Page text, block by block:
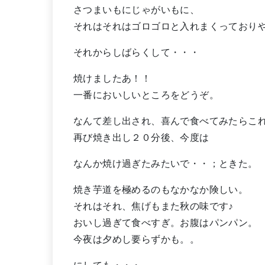
さつまいもにじゃがいもに、
それはそれはゴロゴロと入れまくっており
それからしばらくして・・・
焼けましたあ！！
一番においしいところをどうぞ。
なんて差し出され、喜んで食べてみたらこ
再び焼き出し２０分後、今度は
なんか焼け過ぎたみたいで・・；ときた。
焼き芋道を極めるのもなかなか険しい。
それはそれ、焦げもまた秋の味です♪
おいし過ぎて食べすぎ。お腹はパンパン。
今夜は夕めし要らずかも。。